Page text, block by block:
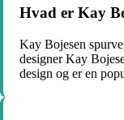
Hvad er Kay
Kay Bojesen
designer Kay
design og er en